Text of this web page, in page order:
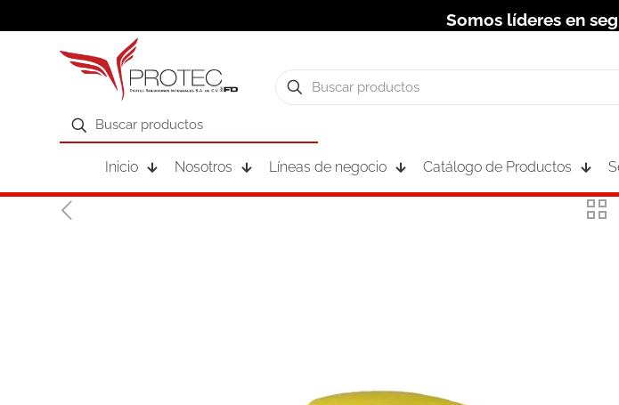
Somos líderes en
Inicio Nosotros Líneas de negocio Catálogo de Productos